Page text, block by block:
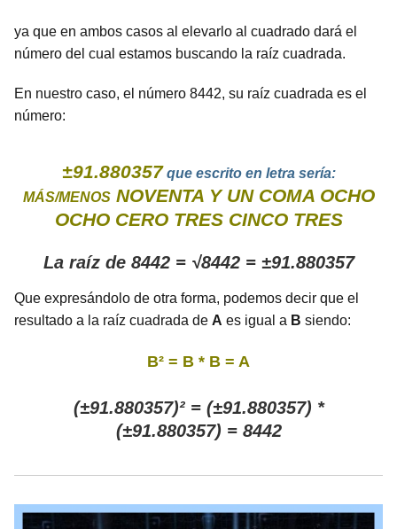
ya que en ambos casos al elevarlo al cuadrado dará el
número del cual estamos buscando la raíz cuadrada.
En nuestro caso, el número 8442, su raíz cuadrada es el
número:
±91.880357que escrito en letra sería:
MÁS/MENOS NOVENTA Y UN COMA OCHO
OCHO CERO TRES CINCO TRES
La raíz de 8442 = √8442 = ±91.880357
Que expresándolo de otra forma, podemos decir que el
resultado a la raíz cuadrada de A es igual a B siendo:
B² = B * B = A
(±91.880357)² = (±91.880357) *
(±91.880357) = 8442